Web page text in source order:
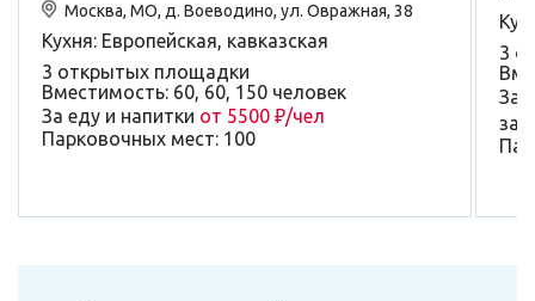
Москва, МО, д. Воеводино, ул. Овражная, 38
Кухня: Европейская, кавказская
3 открытых площадки
Вместимость: 60, 60, 150 человек
За еду и напитки от 5500 ₽/чел
Парковочных мест: 100
3
За